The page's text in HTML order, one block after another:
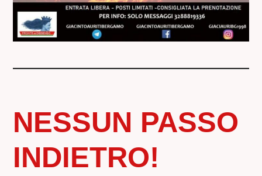
NESSUN PASSO
INDIETRO!